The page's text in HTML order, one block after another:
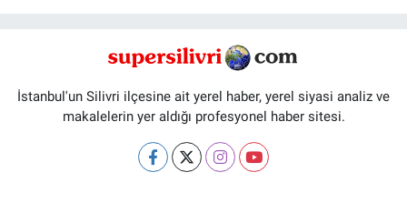
İstanbul'un Silivri ilçesine ait yerel haber, yerel siyasi analiz ve
makalelerin yer aldığı profesyonel haber sitesi.